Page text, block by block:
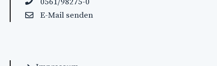
E-Mail senden